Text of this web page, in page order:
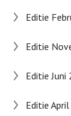
Editie
Editie
Editie Juni
Editie